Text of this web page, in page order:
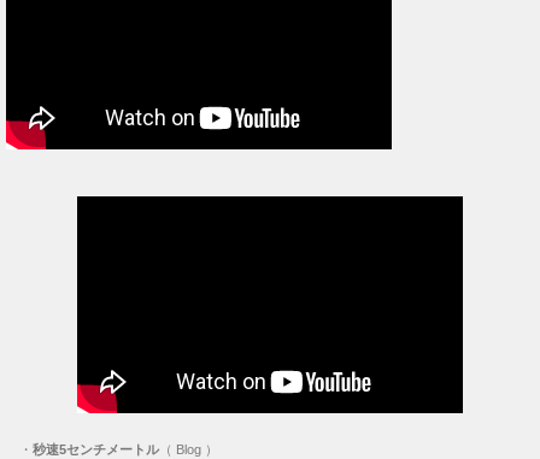
・ 秒速5センチメートル（ Blog ）